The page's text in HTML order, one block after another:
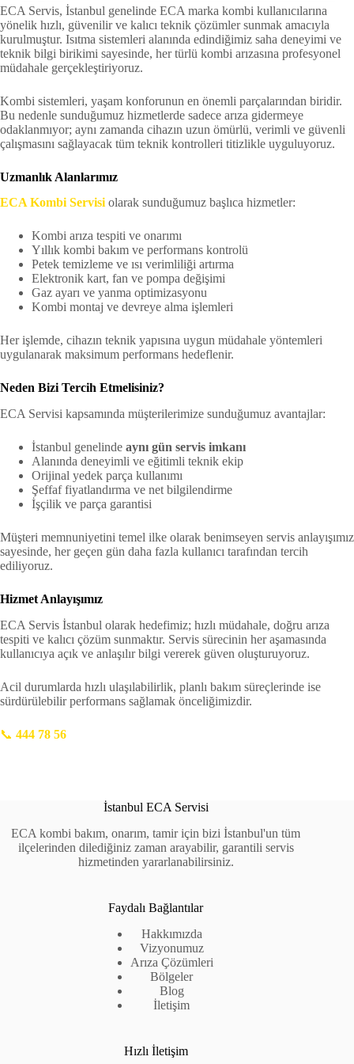
ECA Servis, İstanbul genelinde ECA marka kombi kullanıcılarına
yönelik hızlı, güvenilir ve kalıcı teknik çözümler sunmak amacıyla
kurulmuştur. Isıtma sistemleri alanında edindiğimiz saha deneyimi ve
teknik bilgi birikimi sayesinde, her türlü kombi arızasına profesyonel
müdahale gerçekleştiriyoruz.
Kombi sistemleri, yaşam konforunun en önemli parçalarından biridir.
Bu nedenle sunduğumuz hizmetlerde sadece arıza gidermeye
odaklanmıyor; aynı zamanda cihazın uzun ömürlü, verimli ve güvenli
çalışmasını sağlayacak tüm teknik kontrolleri titizlikle uyguluyoruz.
Uzmanlık Alanlarımız
ECA Kombi Servisi olarak sunduğumuz başlıca hizmetler:
Kombi arıza tespiti ve onarımı
Yıllık kombi bakım ve performans kontrolü
Petek temizleme ve ısı verimliliği artırma
Elektronik kart, fan ve pompa değişimi
Gaz ayarı ve yanma optimizasyonu
Kombi montaj ve devreye alma işlemleri
Her işlemde, cihazın teknik yapısına uygun müdahale yöntemleri
uygulanarak maksimum performans hedeflenir.
Neden Bizi Tercih Etmelisiniz?
ECA Servisi kapsamında müşterilerimize sunduğumuz avantajlar:
İstanbul genelinde aynı gün servis imkanı
Alanında deneyimli ve eğitimli teknik ekip
Orijinal yedek parça kullanımı
Şeffaf fiyatlandırma ve net bilgilendirme
İşçilik ve parça garantisi
Müşteri memnuniyetini temel ilke olarak benimseyen servis anlayışımız
sayesinde, her geçen gün daha fazla kullanıcı tarafından tercih
ediliyoruz.
Hizmet Anlayışımız
ECA Servis İstanbul olarak hedefimiz; hızlı müdahale, doğru arıza
tespiti ve kalıcı çözüm sunmaktır. Servis sürecinin her aşamasında
kullanıcıya açık ve anlaşılır bilgi vererek güven oluşturuyoruz.
Acil durumlarda hızlı ulaşılabilirlik, planlı bakım süreçlerinde ise
sürdürülebilir performans sağlamak önceliğimizdir.
📞 444 78 56
İstanbul ECA Servisi
ECA kombi bakım, onarım, tamir için bizi İstanbul'un tüm
ilçelerinden dilediğiniz zaman arayabilir, garantili servis
hizmetinden yararlanabilirsiniz.
Faydalı Bağlantılar
Hakkımızda
Vizyonumuz
Arıza Çözümleri
Bölgeler
Blog
İletişim
Hızlı İletişim